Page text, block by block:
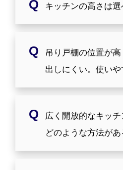
いうことはありませ
要がある際に一時的
キッチンの高さは選
ます。使いやすい高
長/2+5～10cm』とさ
整が可能です。
吊り戸棚の位置が高
出しにくい。使いや
り戸棚があります。
広く開放的なキッチ
どのような方法があ